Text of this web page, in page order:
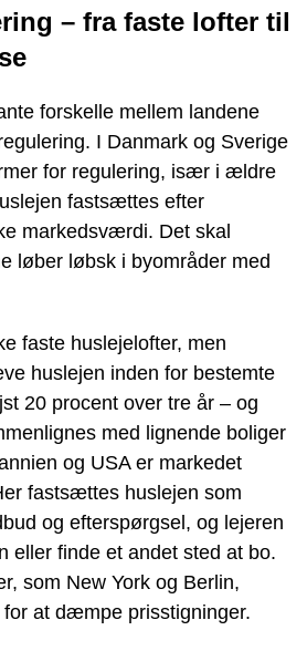
– fra faste lofter til
forskelle mellem landene
I Danmark og Sverige
for regulering, især i ældre
fastsættes efter
markedsværdi. Det skal
løber løbsk i byområder med
faste huslejelofter, men
huslejen inden for bestemte
20 procent over tre år – og
med lignende boliger
og USA er markedet
fastsættes huslejen som
og efterspørgsel, og lejeren
eller finde et andet sted at bo.
som New York og Berlin,
at dæmpe prisstigninger.